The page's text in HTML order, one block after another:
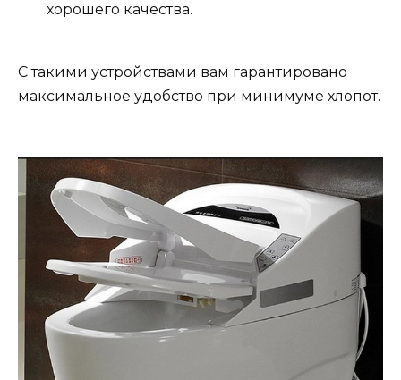
хорошего качества.
С такими устройствами вам гарантировано
максимальное удобство при минимуме хлопот.